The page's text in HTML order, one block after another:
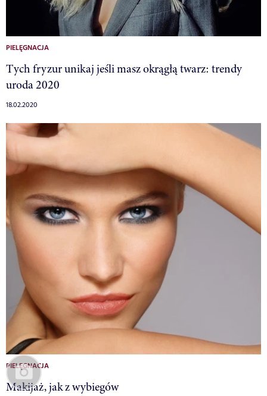
PIELĘGNACJA
Tych fryzur unikaj jeśli masz okrągłą twarz: trendy
uroda 2020
18.02.2020
PIELĘGNACJA
Makijaż, jak z wybiegów